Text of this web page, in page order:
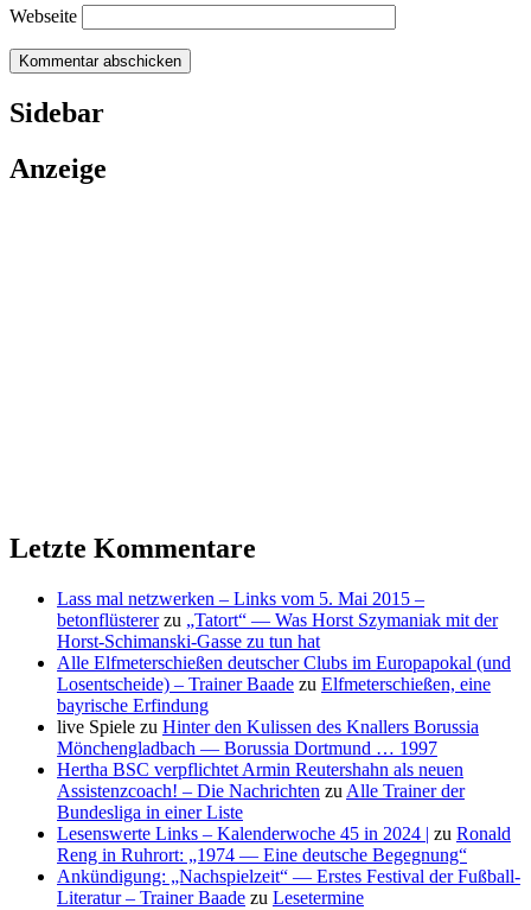
Webseite
Sidebar
Anzeige
Letzte Kommentare
Lass mal netzwerken – Links vom 5. Mai 2015 –
betonflüstererzu „Tatort“ — Was Horst Szymaniak mit der
Horst-Schimanski-Gasse zu tun hat
Alle Elfmeterschießen deutscher Clubs im Europapokal (und
Losentscheide) – Trainer Baade zu Elfmeterschießen, eine
bayrische Erfindung
live Spiele zu Hinter den Kulissen des Knallers Borussia
Mönchengladbach — Borussia Dortmund … 1997
Hertha BSC verpflichtet Armin Reutershahn als neuen
Assistenzcoach! – Die Nachrichten zu Alle Trainer der
Bundesliga in einer Liste
Lesenswerte Links – Kalenderwoche 45 in 2024 | zu Ronald
Reng in Ruhrort: „1974 — Eine deutsche Begegnung“
Ankündigung: „Nachspielzeit“ — Erstes Festival der Fußball-
Literatur – Trainer Baade zu Lesetermine